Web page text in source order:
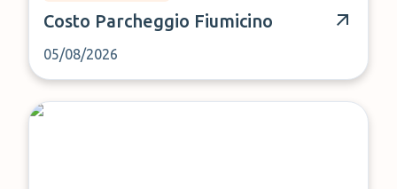
Costo Parcheggio Fiumicino
05/08/2026